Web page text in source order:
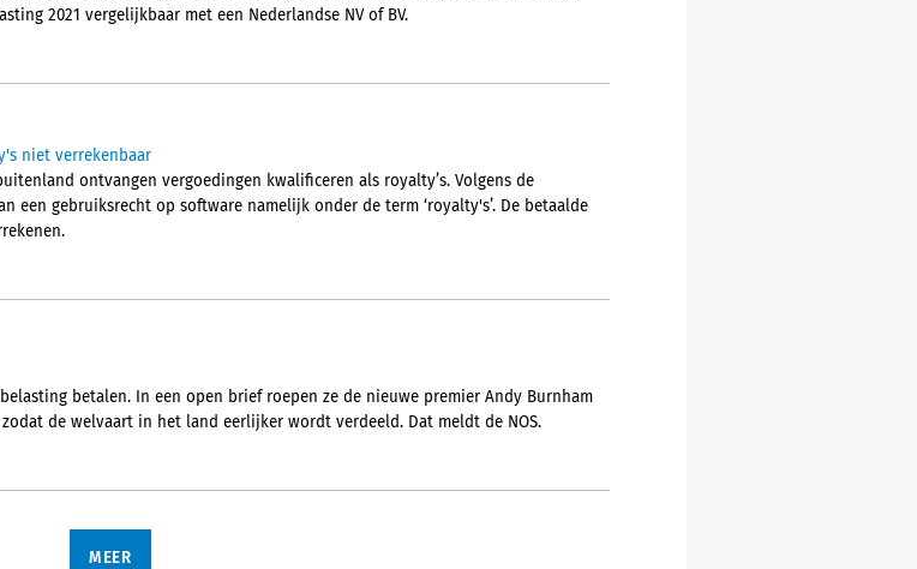
2021 vergelijkbaar met een Nederlandse NV of BV.
niet verrekenbaar
ontvangen vergoedingen kwalificeren als royalty’s. Volgens de
een gebruiksrecht op software namelijk onder de term ‘royalty's’. De betaalde
betalen. In een open brief roepen ze de nieuwe premier Andy Burnham
de welvaart in het land eerlijker wordt verdeeld. Dat meldt de NOS.
MEER